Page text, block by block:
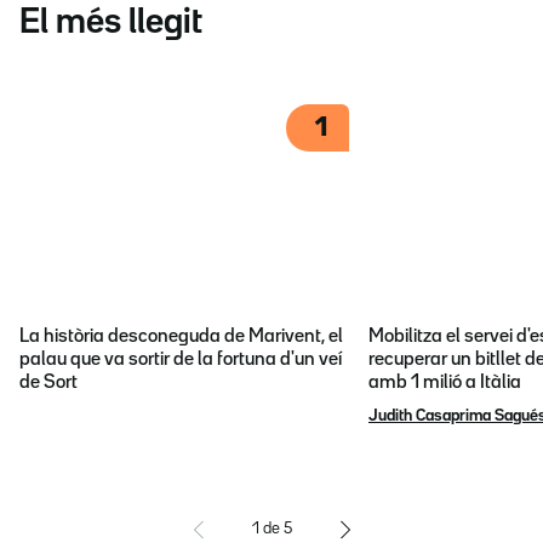
El més llegit
1
La història desconeguda de Marivent, el
palau que va sortir de la fortuna d'un veí
de Sort
Mobilitza el servei
recuperar un bitllet
amb 1 milió a Itàlia
Judith Casaprima
1 de 5